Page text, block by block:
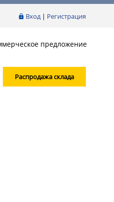
Вход| Регистрация
предложение
Распродажа склада